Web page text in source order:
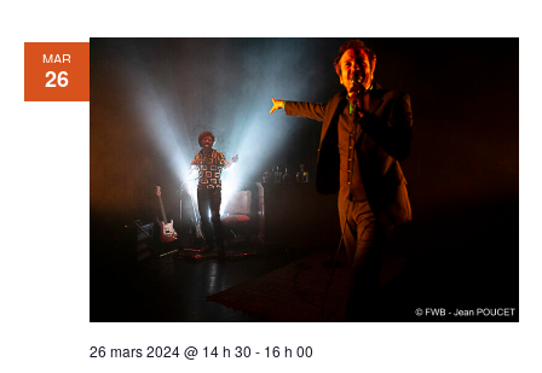
MAR
26
26 mars 2024 @ 14 h 30 - 16 h 00